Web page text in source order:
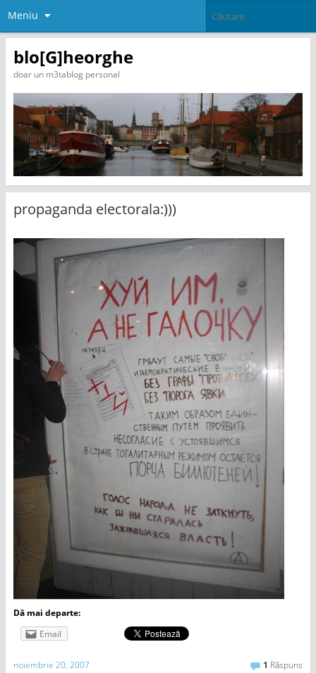
Meniu
blo[G]heorghe
doar un m3tablog personal
propaganda electorala:)))
Dă mai departe:
Email
noiembrie 20, 2007 1 Răspuns